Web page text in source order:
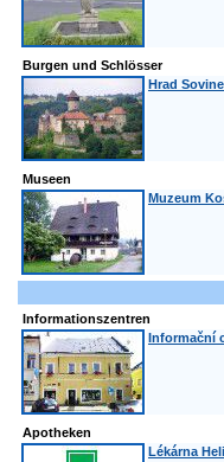
Burgen und Schlösser
Hrad
Museen
Muzeum
Informationszentren
Informační
Apotheken
Lékárna